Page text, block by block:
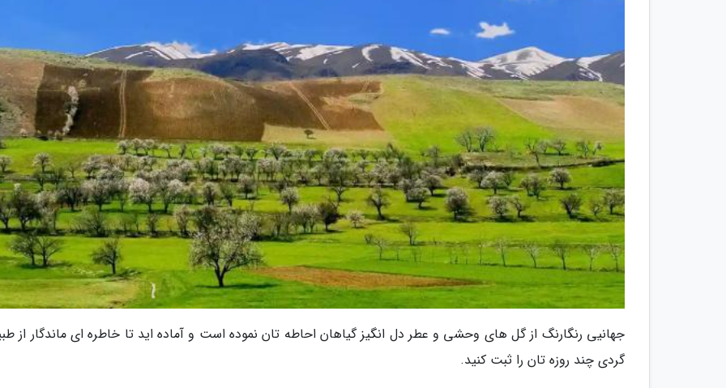
جهانیی رنگارنگ از گل های وحشی و عطر دل انگیز گیاهان احاطه تان نموده است و آماده اید تا خاطره ای ماندگار از
گردی چند روزه تان را ثبت کنید.